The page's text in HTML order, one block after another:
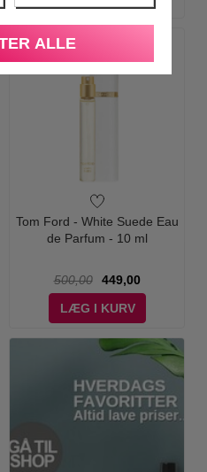
ALLE
Tom Ford - White Suede Eau
de Parfum - 10 ml
500,00
449,00
LÆG I KURV